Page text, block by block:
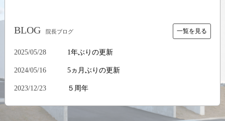
BLOG 院長ブログ 一覧を見る
2025/05/28 1年ぶりの更新
2024/05/16 5ヵ月ぶりの更新
2023/12/23 ５周年